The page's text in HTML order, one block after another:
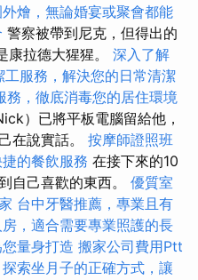
燴，無論婚宴或聚會都能
警察被帶到尼克，但得出的
康拉德大猩猩。 深入了解
工服務，解決您的日常清潔
務，徹底消毒您的居住環境
）已將平板電腦留給他，
在說實話。 按摩師證照班
的餐飲服務 在接下來的10
自己喜歡的東西。 優質室
台中牙醫推薦，專業且有
，適合需要專業照護的長
量身打造 搬家公司費用Ptt
探索坐月子的正確方式，讓